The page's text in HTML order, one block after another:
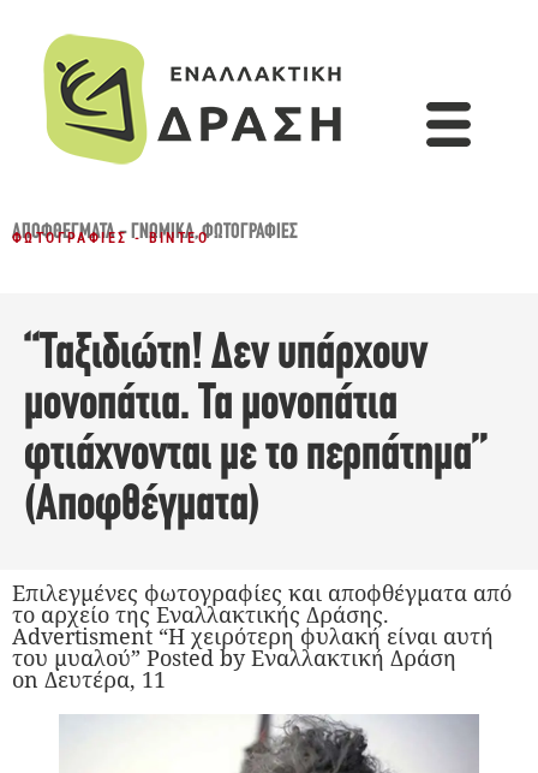
ΑΠΟΦΘΈΓΜΑΤΑ - ΓΝΩΜΙΚΆ,ΦΩΤΟΓΡΑΦΊΕΣ
ΦΩΤΟΓΡΑΦΊΕΣ - ΒΊΝΤΕΟ
“Ταξιδιώτη! Δεν υπάρχουν
μονοπάτια. Τα μονοπάτια
φτιάχνονται με το περπάτημα”
(Αποφθέγματα)
Επιλεγμένες φωτογραφίες και αποφθέγματα από
το αρχείο της Εναλλακτικής Δράσης.
Advertisment “Η χειρότερη φυλακή είναι αυτή
του μυαλού” Posted by Εναλλακτική Δράση
on Δευτέρα, 11